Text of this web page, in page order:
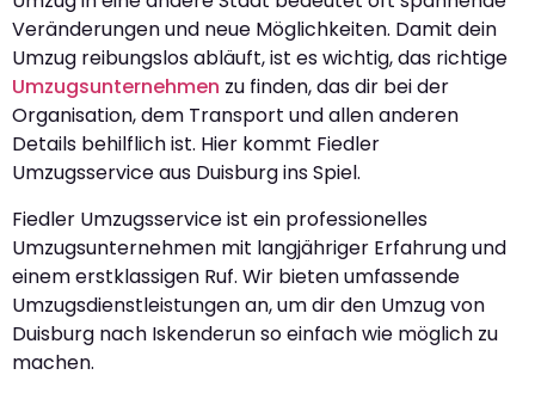
Veränderungen und neue Möglichkeiten. Damit dein
Umzug reibungslos abläuft, ist es wichtig, das richtige
Umzugsunternehmen zu finden, das dir bei der
Organisation, dem Transport und allen anderen
Details behilflich ist. Hier kommt Fiedler
Umzugsservice aus Duisburg ins Spiel.
Fiedler Umzugsservice ist ein professionelles
Umzugsunternehmen mit langjähriger Erfahrung und
einem erstklassigen Ruf. Wir bieten umfassende
Umzugsdienstleistungen an, um dir den Umzug von
Duisburg nach Iskenderun so einfach wie möglich zu
machen.